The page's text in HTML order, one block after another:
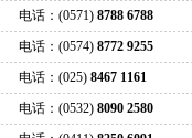
电话：(0571) 8788 6788
电话：(0574) 8772 9255
电话：(025) 8467 1161
电话：(0532) 8090 2580